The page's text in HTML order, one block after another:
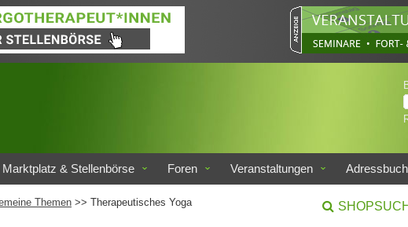
Marktplatz & Stellenbörse Foren Veranstaltungen Adressbuch
Themen >> Therapeutisches Yoga